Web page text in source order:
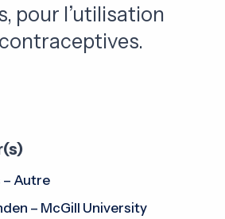
pour l’utilisation
– Autre
– McGill University